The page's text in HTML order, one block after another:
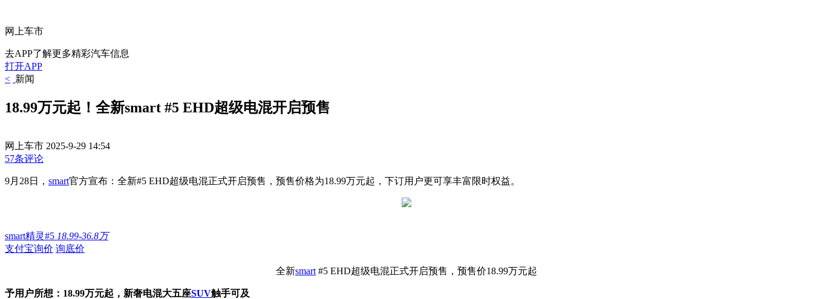
网上车市
去APP了解更多精彩汽车信息
打开APP
< 新闻
18.99万元起！全新smart #5 EHD超级电混开启预售
网上车市 2025-9-29 14:54
57条评论
9月28日， smart官方宣布：全新#5 EHD超级电混正式开启预售，预售价格为18.99万元起，下订用户更可享丰富限时权益。
smart精灵#5 18.99-36.8万
支付宝询价 询底价
全新smart #5 EHD超级电混正式开启预售，预售价18.99万元起
予用户所想：18.99万元起，新奢电混大五座SUV触手可及